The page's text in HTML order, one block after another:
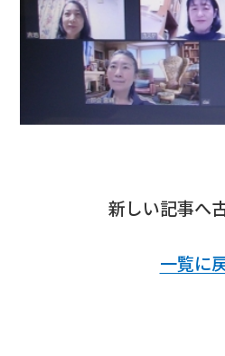
新しい記事へ
一覧に